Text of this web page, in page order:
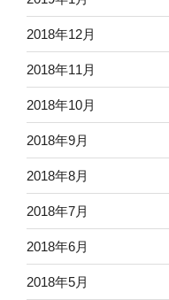
2018年12月
2018年11月
2018年10月
2018年9月
2018年8月
2018年7月
2018年6月
2018年5月